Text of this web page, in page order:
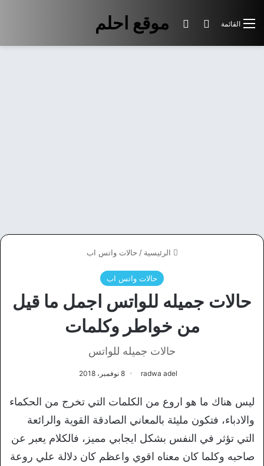
موقع احلم القائمة بحث عنالوضع المظلم
الرئيسية / حالات واتس اب
حالات واتس اب
حالات جميله للواتس اجمل ما قيل
من خواطر وكلمات
حالات جميله للواتس
radwa adel 8 نوفمبر، 2018
ليس هناك ما هو اروع من الكلمات التي تخرج من الحكماء
والادباء، فتكون مليئة بالمعاني الصادقة القوية والرائعة
التي تؤثر في النفس بشكل ايجابي مميز، فالكلام يعبر عن
صاحبه وكلما كان معناه اقوي واعظم كان دلالة علي روعة